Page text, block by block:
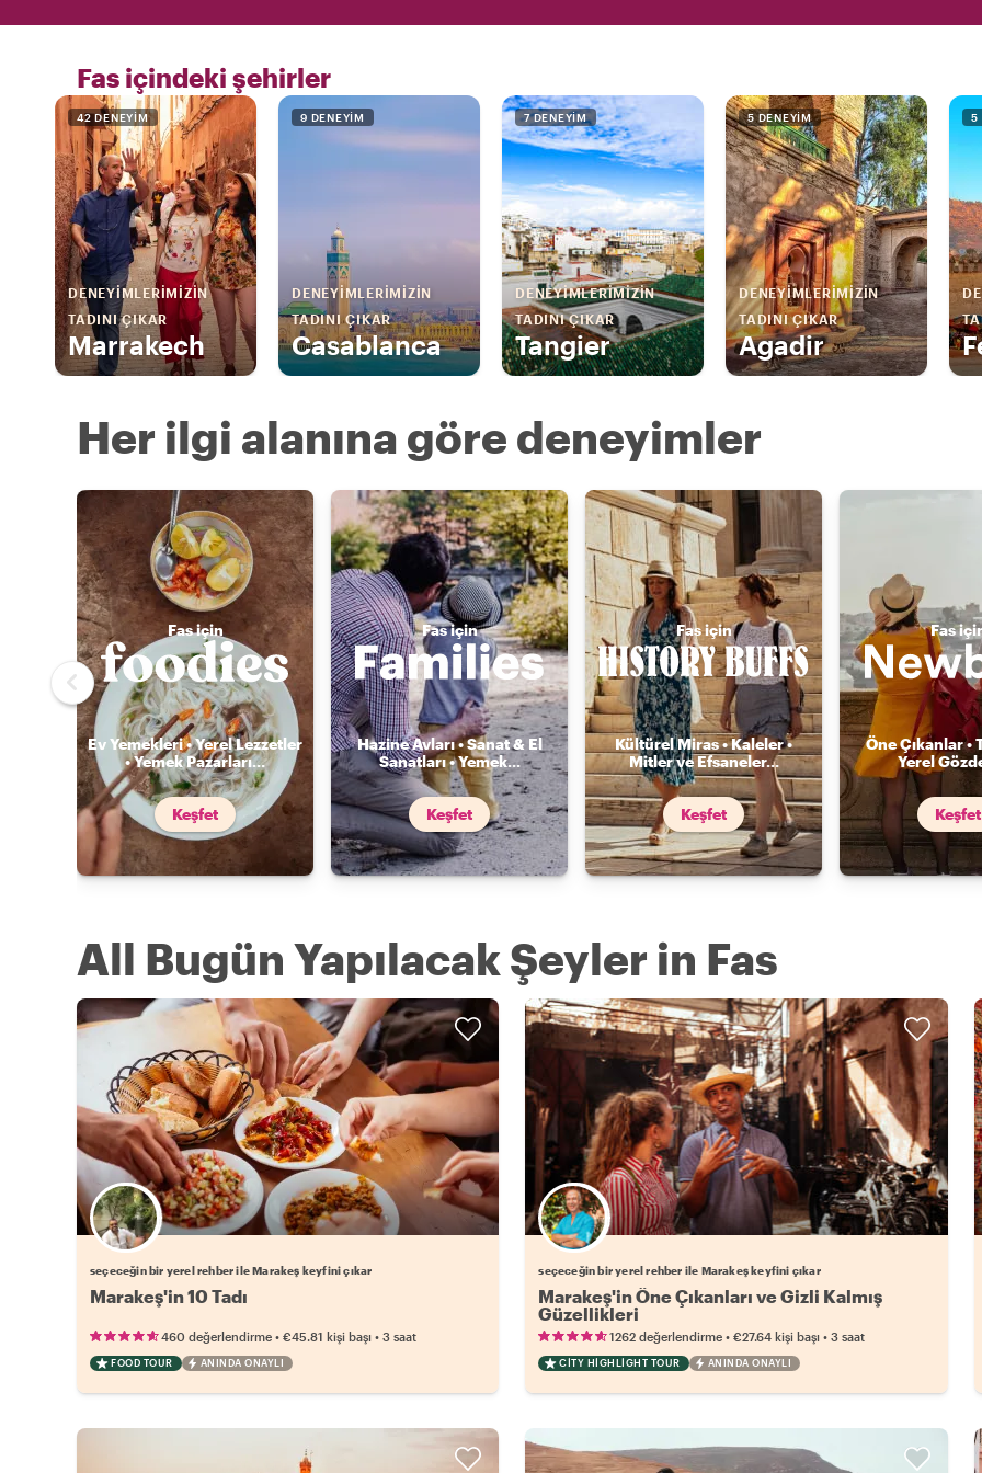
Fas içindeki şehirler
42 DENEYIM
DENEYIMLERIMIZIN
TADINI ÇIKAR
Marrakech
9 DENEYIM
DENEYIMLERIMIZIN
TADINI ÇIKAR
Casablanca
7 DENEYIM
DENEYIMLERIMIZIN
TADINI ÇIKAR
Tangier
5 DENEYIM
DENEYIMLERIMIZIN
TADINI ÇIKAR
Agadir
5
Her ilgi alanına göre deneyimler
Fas için
Ev Yemekleri • Yerel Lezzetler
• Yemek Pazarları...
Keşfet
Fas için
Hazine Avları • Sanat & El
Sanatları • Yemek...
Keşfet
Fas için
Kültürel Miras • Kaleler •
Mitler ve Efsaneler...
Keşfet
Fas
Öne Çıkanlar •
Yerel
Keşfet
All Bugün Yapılacak Şeyler in Fas
Favori yerel rehberini seç
seçeceğin bir yerel rehber ile Marakeş keyfini çıkar
Marakeş'in 10 Tadı
460 değerlendirme • €45.81 kişi başı • 3 saat
FOOD TOUR ANINDA ONAYLI
Favori yerel rehberini seç
seçeceğin bir yerel rehber ile Marakeş keyfini çıkar
Marakeş'in Öne Çıkanları ve Gizli Kalmış
Güzellikleri
1262 değerlendirme •€27.64 kişi başı •3 saat
CITY HIGHLIGHT TOUR ANINDA ONAYLI